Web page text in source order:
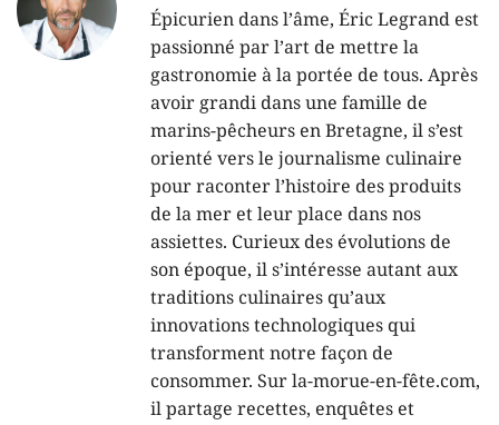
Épicurien dans l’âme, Éric Legrand est
passionné par l’art de mettre la
gastronomie à la portée de tous. Après
avoir grandi dans une famille de
marins-pêcheurs en Bretagne, il s’est
orienté vers le journalisme culinaire
pour raconter l’histoire des produits
de la mer et leur place dans nos
assiettes. Curieux des évolutions de
son époque, il s’intéresse autant aux
traditions culinaires qu’aux
innovations technologiques qui
transforment notre façon de
consommer. Sur la-morue-en-fête.com,
il partage recettes, enquêtes et